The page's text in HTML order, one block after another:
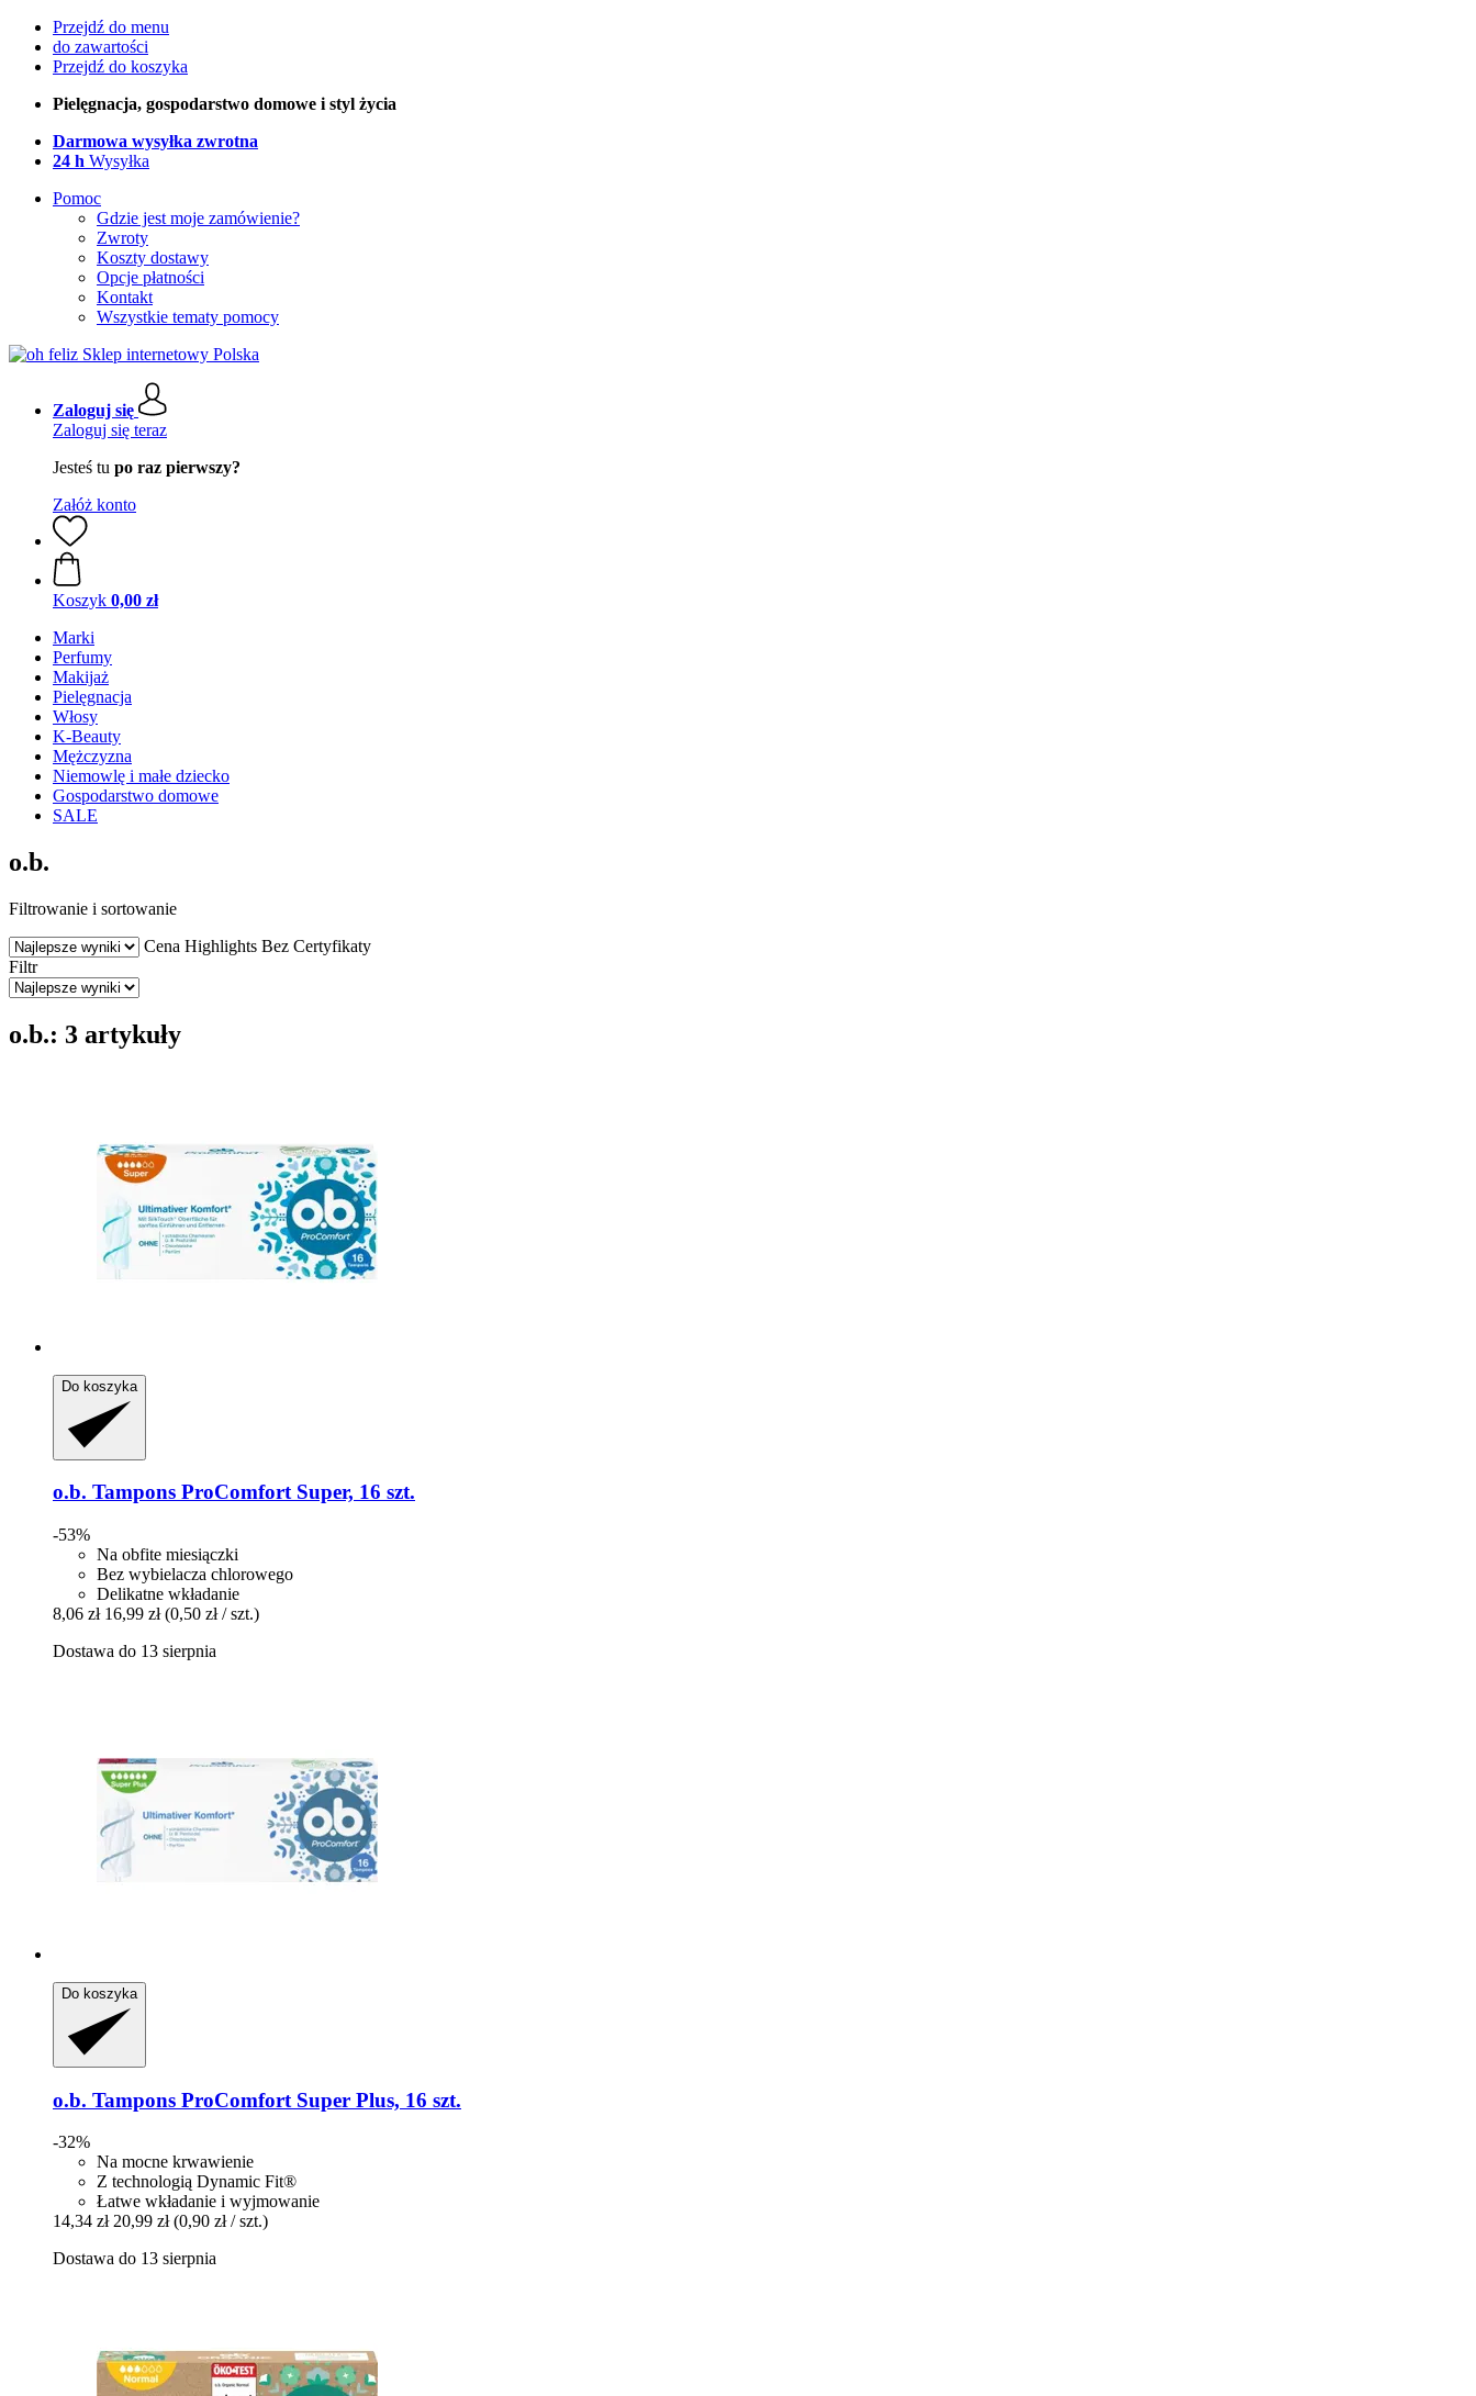
Przejdź do menu
do zawartości
Przejdź do koszyka
Pielęgnacja, gospodarstwo domowe i styl życia
Darmowa wysyłka zwrotna
24 h Wysyłka
Pomoc
Gdzie jest moje zamówienie?
Zwroty
Koszty dostawy
Opcje płatności
Kontakt
Wszystkie tematy pomocy
Zaloguj się
Zaloguj się teraz
Jesteś tu po raz pierwszy?
Załóż konto
Koszyk 0,00 zł
Marki
Perfumy
Makijaż
Pielęgnacja
Włosy
K-Beauty
Mężczyzna
Niemowlę i małe dziecko
Gospodarstwo domowe
SALE
o.b.
Filtrowanie i sortowanie
Cena Highlights Bez Certyfikaty
Filtr
o.b.: 3 artykuły
Do koszyka
o.b. Tampons ProComfort Super, 16 szt.
-53%
Na obfite miesiączki
Bez wybielacza chlorowego
Delikatne wkładanie
8,06 zł 16,99 zł (0,50 zł / szt.)
Dostawa do 13 sierpnia
Do koszyka
o.b. Tampons ProComfort Super Plus, 16 szt.
-32%
Na mocne krwawienie
Z technologią Dynamic Fit®
Łatwe wkładanie i wyjmowanie
14,34 zł 20,99 zł (0,90 zł / szt.)
Dostawa do 13 sierpnia